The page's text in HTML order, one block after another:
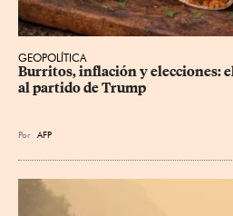
GEOPOLÍTICA
Burritos, inflación y elecciones:
al partido de Trump
Por AFP